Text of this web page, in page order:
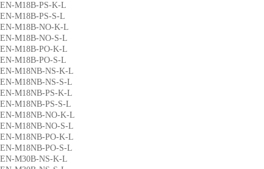
M18B-PS-K-L
M18B-PS-S-L
M18B-NO-K-L
M18B-NO-S-L
M18B-PO-K-L
M18B-PO-S-L
M18NB-NS-K-L
M18NB-NS-S-L
M18NB-PS-K-L
M18NB-PS-S-L
M18NB-NO-K-L
M18NB-NO-S-L
M18NB-PO-K-L
M18NB-PO-S-L
M30B-NS-K-L